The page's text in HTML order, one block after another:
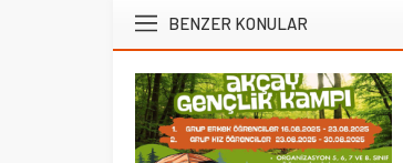
BENZER KONULAR